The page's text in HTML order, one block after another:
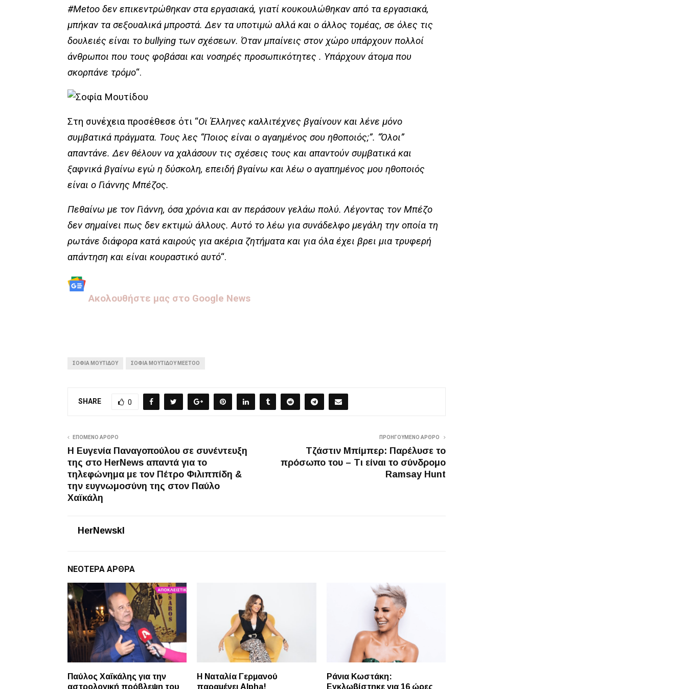
#Metoo δεν επικεντρώθηκαν στα εργασιακά, γιατί κουκουλώθηκαν από τα εργασιακά,
μπήκαν τα σεξουαλικά μπροστά. Δεν τα υποτιμώ αλλά και ο άλλος τομέας, σε όλες τις
δουλειές είναι το bullying των σχέσεων. Όταν μπαίνεις στον χώρο υπάρχουν πολλοί
άνθρωποι που τους φοβάσαι και νοσηρές προσωπικότητες . Υπάρχουν άτομα που
σκορπάνε τρόμο“.
Στη συνέχεια προσέθεσε ότι “Οι Έλληνες καλλιτέχνες βγαίνουν και λένε μόνο
συμβατικά πράγματα. Τους λες “Ποιος είναι ο αγαημένος σου ηθοποιός;”. “Όλοι”
απαντάνε. Δεν θέλουν να χαλάσουν τις σχέσεις τους και απαντούν συμβατικά και
ξαφνικά βγαίνω εγώ η δύσκολη, επειδή βγαίνω και λέω ο αγαπημένος μου ηθοποιός
είναι ο Γιάννης Μπέζος.
Πεθαίνω με τον Γιάννη, όσα χρόνια και αν περάσουν γελάω πολύ. Λέγοντας τον Μπέζο
δεν σημαίνει πως δεν εκτιμώ άλλους. Αυτό το λέω για συνάδελφο μεγάλη την οποία τη
ρωτάνε διάφορα κατά καιρούς για ακέρια ζητήματα και για όλα έχει βρει μια τρυφερή
απάντηση και είναι κουραστικό αυτό“.
Aκολουθήστε μας στo Google News
ΣΟΦΊΑ ΜΟΥΤΊΔΟΥ ΣΟΦΊΑ ΜΟΥΤΊΔΟΥ MEETOO
SHARE 0
ΕΠΌΜΕΝΟ ΆΡΘΡΟ
Η Ευγενία Παναγοπούλου σε συνέντευξη
της στο HerNews απαντά για το
τηλεφώνημα με τον Πέτρο Φιλιππίδη &
την ευγνωμοσύνη της στον Παύλο
Χαϊκάλη
ΠΡΟΗΓΟΎΜΕΝΟ ΆΡΘΡΟ
Τζάστιν Μπίμπερ: Παρέλυσε το
πρόσωπο του – Tι είναι το σύνδρομο
Ramsay Hunt
HerNewskl
ΝΕΌΤΕΡΑ ΆΡΘΡΑ
Παύλος Χαϊκάλης για την
αστρολογική πρόβλεψη του
Η Ναταλία Γερμανού
παραμένει Alpha!
Ράνια Κωστάκη:
Εγκλωβίστηκε για 16 ώρες